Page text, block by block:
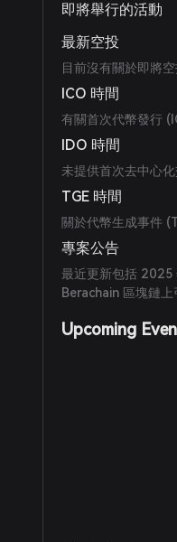
即將舉行的活動
最新空投
目前沒有關於即將空
ICO 時間
有關首次代幣發行
IDO 時間
未提供首次去中心
TGE 時間
關於代幣生成事件
專案公告
最近更新包括
Berachain 區塊鏈上
Upcoming